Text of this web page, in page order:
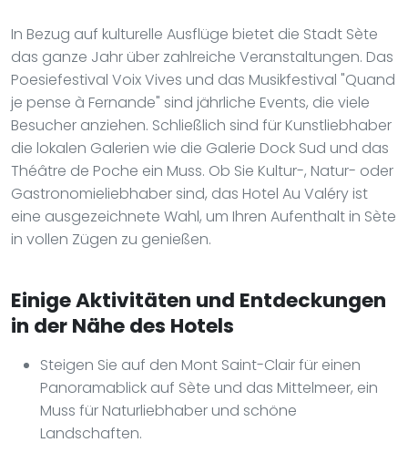
In Bezug auf kulturelle Ausflüge bietet die Stadt Sète
das ganze Jahr über zahlreiche Veranstaltungen. Das
Poesiefestival Voix Vives und das Musikfestival "Quand
je pense à Fernande" sind jährliche Events, die viele
Besucher anziehen. Schließlich sind für Kunstliebhaber
die lokalen Galerien wie die Galerie Dock Sud und das
Théâtre de Poche ein Muss. Ob Sie Kultur-, Natur- oder
Gastronomieliebhaber sind, das Hotel Au Valéry ist
eine ausgezeichnete Wahl, um Ihren Aufenthalt in Sète
in vollen Zügen zu genießen.
Einige Aktivitäten und Entdeckungen
in der Nähe des Hotels
Steigen Sie auf den Mont Saint-Clair für einen
Panoramablick auf Sète und das Mittelmeer, ein
Muss für Naturliebhaber und schöne
Landschaften.